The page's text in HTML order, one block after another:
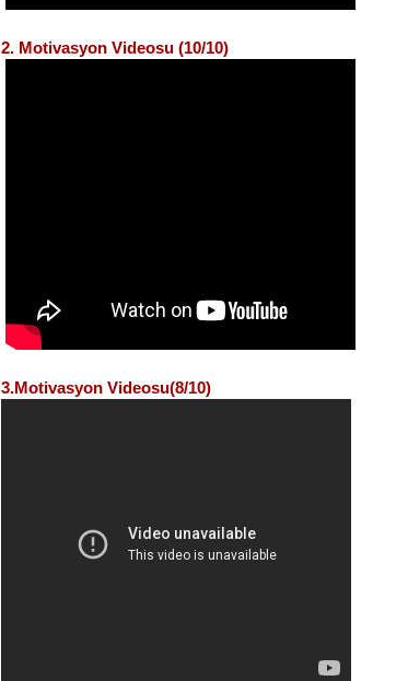
2. Motivasyon Videosu (10/10)
3.Motivasyon Videosu(8/10)